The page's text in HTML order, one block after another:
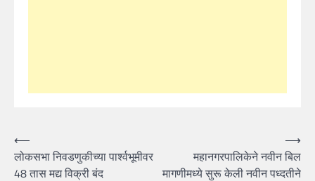
Post
navigation
⟵
लोकसभा निवडणुकीच्या पार्श्वभूमीवर
48 तास मद्य विक्री बंद
महानगरपालिकेने नवीन बिल
मागणीमध्ये सुरू केली नवीन पध्दतीने
⟶